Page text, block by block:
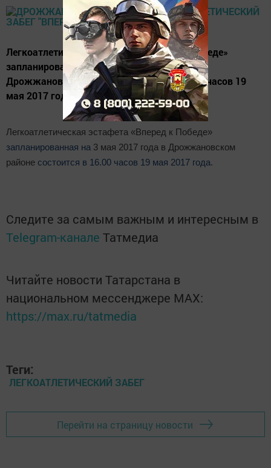
Легкоатлетическая эстафета «Вперед к Победе»
запланированная на 3 мая 2017 года в
Дрожжановском районе состоится в 16.00 часов 19
мая 2017 года.
Легкоатлетическая эстафета «Вперед к Победе»
запланированная на 3 мая 2017 года в Дрожжановском
районе состоится в 16.00 часов 19 мая 2017 года.
Следите за самым важным и интересным в
Telegram-канале Татмедиа
Читайте новости Татарстана в
национальном мессенджере MАХ:
https://max.ru/tatmedia
Теги:
ЛЕГКОАТЛЕТИЧЕСКИЙ ЗАБЕГ
Перейти на страницу новости